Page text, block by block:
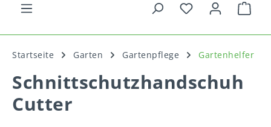
Startseite Garten Gartenpflege Gartenhelfer
Schnittschutzhandschuh
Cutter